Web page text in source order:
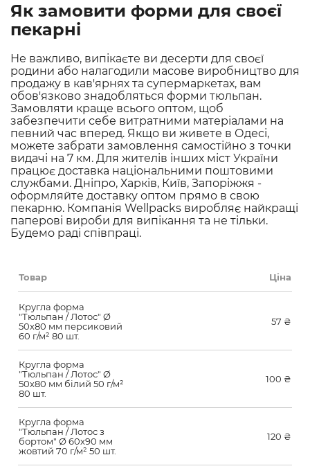
Як замовити форми для своєї
пекарні
Не важливо, випікаєте ви десерти для своєї
родини або налагодили масове виробництво для
продажу в кав'ярнях та супермаркетах, вам
обов'язково знадобляться форми тюльпан.
Замовляти краще всього оптом, щоб
забезпечити себе витратними матеріалами на
певний час вперед. Якщо ви живете в Одесі,
можете забрати замовлення самостійно з точки
видачі на 7 км. Для жителів інших міст України
працює доставка національними поштовими
службами. Дніпро, Харків, Київ, Запоріжжя -
оформляйте доставку оптом прямо в свою
пекарню. Компанія Wellpacks виробляє найкращі
паперові вироби для випікання та не тільки.
Будемо раді співпраці.
Товар Ціна
Кругла форма
"Тюльпан / Лотос" Ø
50х80 мм персиковий
60 г/м² 80 шт.
57 ₴
Кругла форма
"Тюльпан / Лотос" Ø
50х80 мм білий 50 г/м²
80 шт.
100 ₴
Кругла форма
"Тюльпан / Лотос з
бортом" Ø 60х90 мм
жовтий 70 г/м² 50 шт.
120 ₴